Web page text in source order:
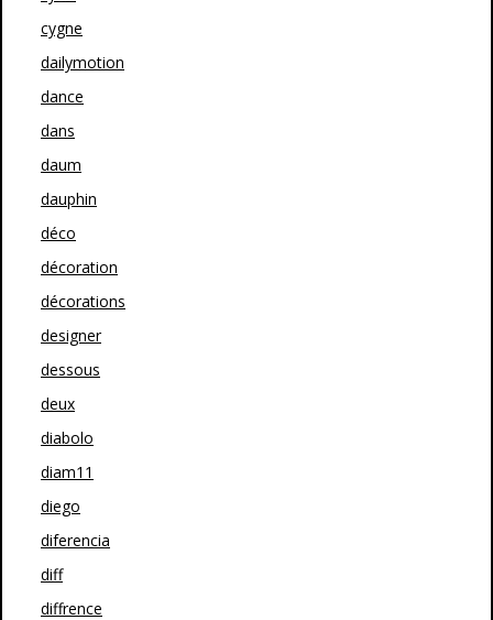
cygne
dailymotion
dance
dans
daum
dauphin
déco
décoration
décorations
designer
dessous
deux
diabolo
diam11
diego
diferencia
diff
diffrence